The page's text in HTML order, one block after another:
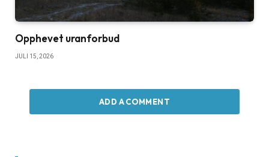
Opphevet uranforbud
JULI 15, 2026
ADD A COMMENT